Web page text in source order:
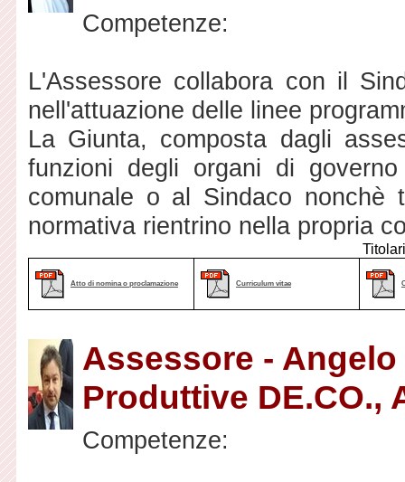
Competenze:
L'Assessore collabora con il
nell'attuazione delle linee
La Giunta, composta dagli
funzioni degli organi di
comunale o al Sindaco
normativa rientrino nella propria
Atto di nomina o proclamazione Curriculum vitae
Assessore -
Produttive DE.CO.,
Competenze: